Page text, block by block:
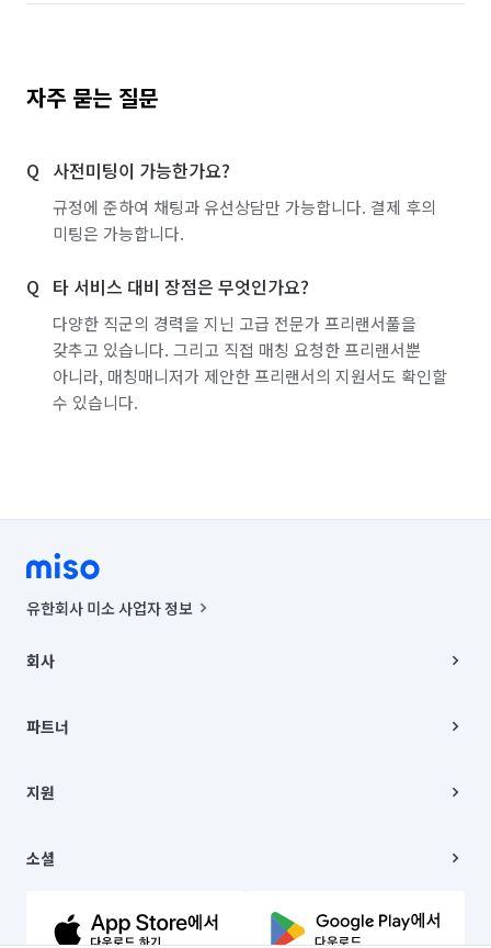
자주 묻는 질문
사전미팅이 가능한가요?
규정에 준하여 채팅과 유선상담만 가능합니다. 결제 후의
미팅은 가능합니다.
타 서비스 대비 장점은 무엇인가요?
다양한 직군의 경력을 지닌 고급 전문가 프리랜서풀을
갖추고 있습니다. 그리고 직접 매칭 요청한 프리랜서뿐
아니라, 매칭매니저가 제안한 프리랜서의 지원서도 확인할
수 있습니다.
유한회사 미소 사업자 정보
00019 |
주소 | 본사: 서울특별시 종로구 율곡로 6(중학동, 트윈트리빌딩) B동 5층
컨택센터 : 서울특별시 종로구 수송동 율곡로 24, 7층, 8층 미소
상품, 상품정보, 거래에 관한 의무와 책임은 거래당사자에게 있습니다.
언론 보도 관련 문의:
© 유한회사 미소. Miso, Inc. All Rights Reserved.
회사
채용
파트너
이사
지원
이용약관
문의하기
소셜
유튜브